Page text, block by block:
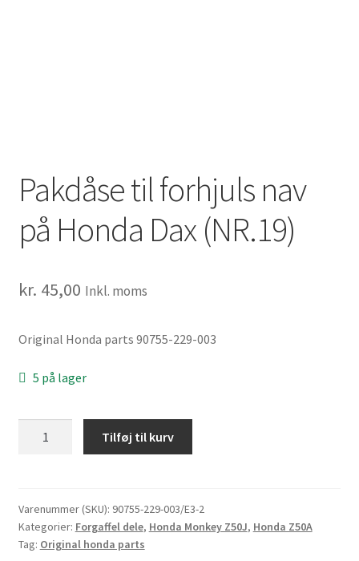
Pakdåse til forhjuls nav
på Honda Dax (NR.19)
kr. 45,00 Inkl. moms
Original Honda parts 90755-229-003
5 på lager
på
Honda
Dax
Tilføj til kurv
Varenummer (SKU): 90755-229-003/E3-2
Kategorier: Forgaffel dele, Honda Monkey Z50J, Honda Z50A
Tag: Original honda parts